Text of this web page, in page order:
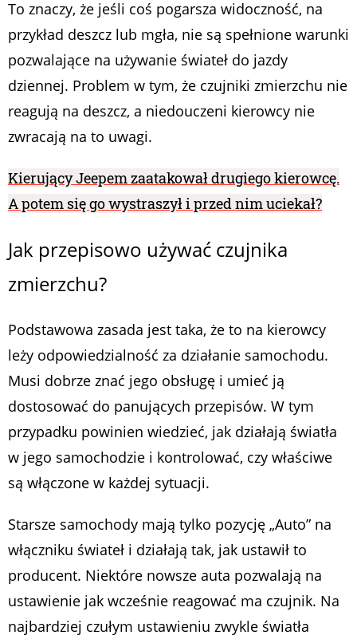
To znaczy, że jeśli coś pogarsza widoczność, na
przykład deszcz lub mgła, nie są spełnione warunki
pozwalające na używanie świateł do jazdy
dziennej. Problem w tym, że czujniki zmierzchu nie
reagują na deszcz, a niedouczeni kierowcy nie
zwracają na to uwagi.
Kierujący Jeepem zaatakował drugiego kierowcę.
A potem się go wystraszył i przed nim uciekał?
Jak przepisowo używać czujnika
zmierzchu?
Podstawowa zasada jest taka, że to na kierowcy
leży odpowiedzialność za działanie samochodu.
Musi dobrze znać jego obsługę i umieć ją
dostosować do panujących przepisów. W tym
przypadku powinien wiedzieć, jak działają światła
w jego samochodzie i kontrolować, czy właściwe
są włączone w każdej sytuacji.
Starsze samochody mają tylko pozycję „Auto” na
włączniku świateł i działają tak, jak ustawił to
producent. Niektóre nowsze auta pozwalają na
ustawienie jak wcześnie reagować ma czujnik. Na
najbardziej czułym ustawieniu zwykle światła